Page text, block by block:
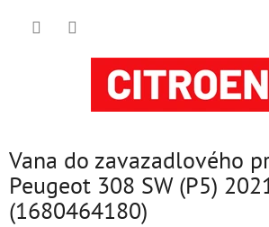
Vana do zavazadlového
Peugeot 308 SW (P5)
(1680464180)